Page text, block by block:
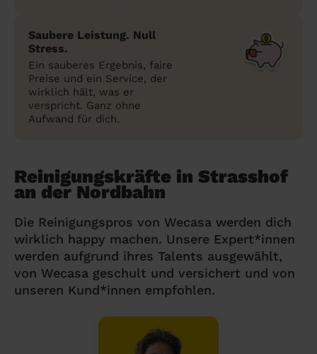
Saubere Leistung. Null
Stress.
Ein sauberes Ergebnis, faire
Preise und ein Service, der
wirklich hält, was er
verspricht. Ganz ohne
Aufwand für dich.
Reinigungskräfte in Strasshof
an der Nordbahn
Die Reinigungspros von Wecasa werden dich
wirklich happy machen. Unsere Expert*innen
werden aufgrund ihres Talents ausgewählt,
von Wecasa geschult und versichert und von
unseren Kund*innen empfohlen.